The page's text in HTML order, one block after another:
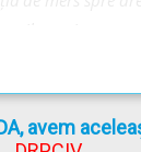
avem